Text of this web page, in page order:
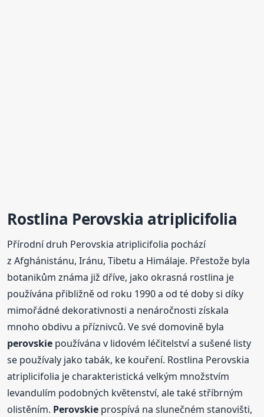
Rostlina Perovskia atriplicifolia
Přírodní druh Perovskia atriplicifolia pochází
z Afghánistánu, Iránu, Tibetu a Himálaje. Přestože byla
botanikům známa již dříve, jako okrasná rostlina je
používána přibližně od roku 1990 a od té doby si díky
mimořádné dekorativnosti a nenáročnosti získala
mnoho obdivu a příznivců. Ve své domovině byla
perovskie používána v lidovém léčitelství a sušené listy
se používaly jako tabák, ke kouření. Rostlina Perovskia
atriplicifolia je charakteristická velkým množstvím
levandulím podobných květenství, ale také stříbrným
olistěním. Perovskie prospívá na slunečném stanovišti,